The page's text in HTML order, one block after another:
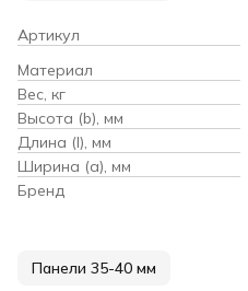
Артикул
Материал
Вес, кг
Высота (b), мм
Длина (l), мм
Ширина (a), мм
Бренд
Панели 35-40 мм